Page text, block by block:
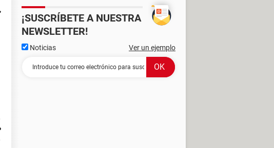
¡SUSCRÍBETE A NUESTRA
NEWSLETTER!
Noticias Ver un ejemplo